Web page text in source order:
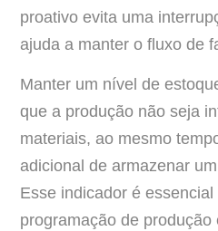
proativo evita uma
ajuda a manter o fluxo de
Manter um nível de
que a produção não seja
materiais, ao mesmo
adicional de armazenar
Esse indicador é
programação de